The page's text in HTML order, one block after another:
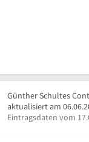
Günther Schultes
aktualisiert am
Eintragsdaten vom